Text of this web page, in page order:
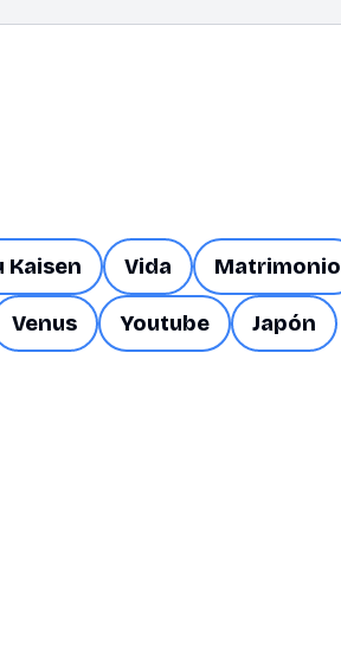
Kaisen Vida Matrimonio
Venus Youtube Japón